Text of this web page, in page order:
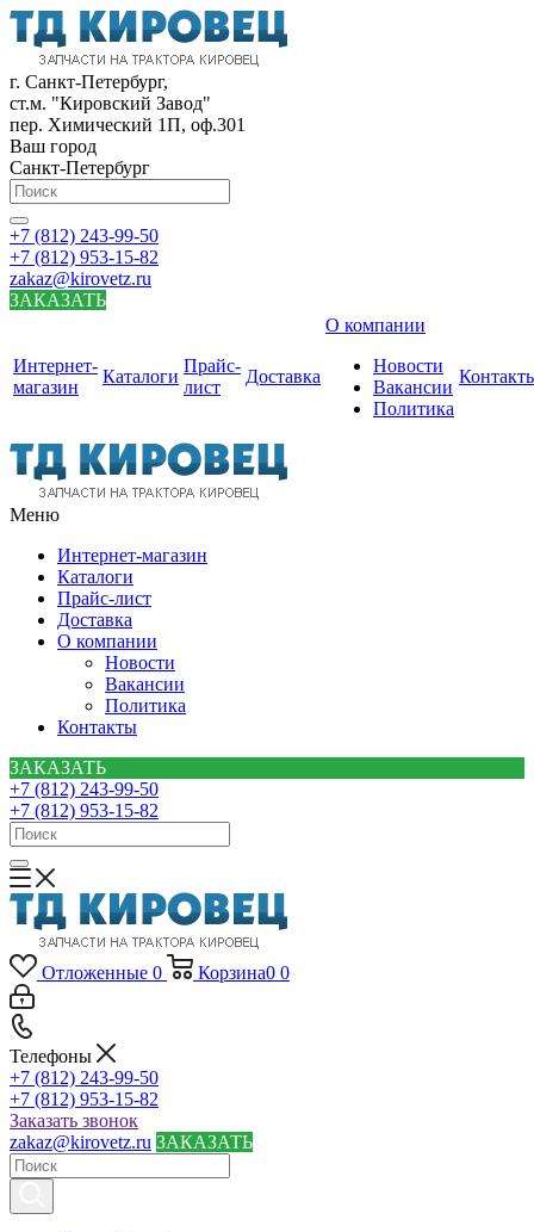
г. Санкт-Петербург,
ст.м. "Кировский Завод"
пер. Химический 1П, оф.301
Ваш город
Санкт-Петербург
+7 (812) 243-99-50
+7 (812) 953-15-82
zakaz@kirovetz.ru
ЗАКАЗАТЬ
Интернет-
магазин
Каталоги
Прайс-
лист
Доставка
О компании
Новости
Вакансии
Политика
Меню
Интернет-магазин
Каталоги
Прайс-лист
Доставка
О компании
Новости
Вакансии
Политика
Контакты
ЗАКАЗАТЬ
+7 (812) 243-99-50
+7 (812) 953-15-82
Отложенные 0 Корзина0 0
Телефоны
+7 (812) 243-99-50
+7 (812) 953-15-82
Заказать звонок
zakaz@kirovetz.ru ЗАКАЗАТЬ